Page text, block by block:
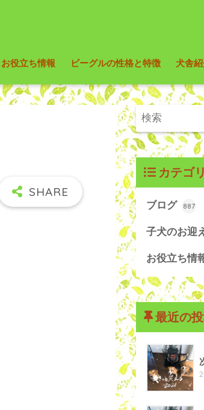
お役立ち情報 ビーグルの性格と特徴 犬舎
カテゴ
ブログ 887
子犬のお迎
お役立ち情
最近の